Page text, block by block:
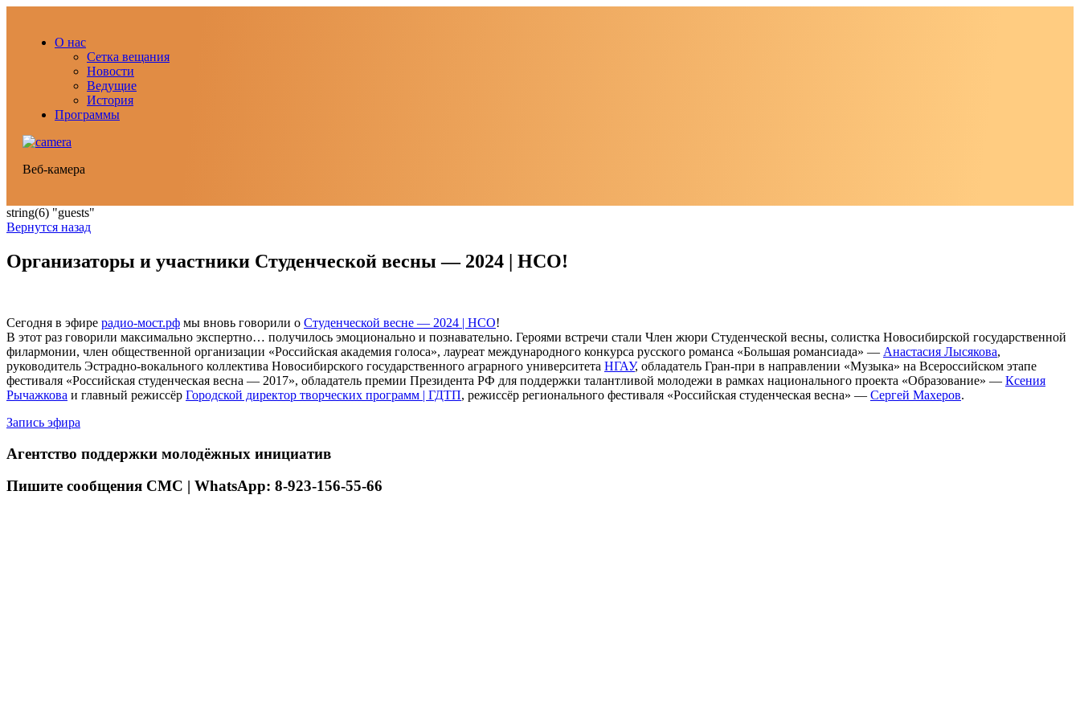
О нас
Сетка вещания
Новости
Ведущие
История
Программы
Веб-камера
string(6) "guests"
Вернутся назад
Организаторы и участники Студенческой весны — 2024 | НСО!
Сегодня в эфире радио-мост.рф мы вновь говорили о Студенческой весне — 2024 | НСО!
В этот раз говорили максимально экспертно… получилось эмоционально и познавательно. Героями встречи стали Член жюри Студенческой весны, солистка Новосибирской государственной
филармонии, член общественной организации «Российская академия голоса», лауреат международного конкурса русского романса «Большая романсиада» — Анастасия Лысякова,
руководитель Эстрадно-вокального коллектива Новосибирского государственного аграрного университета НГАУ, обладатель Гран-при в направлении «Музыка» на Всероссийском этапе
фестиваля «Российская студенческая весна — 2017», обладатель премии Президента РФ для поддержки талантливой молодежи в рамках национального проекта «Образование» — Ксения
Рычажкова и главный режиссёр Городской директор творческих программ | ГДТП, режиссёр регионального фестиваля «Российская студенческая весна» — Сергей Махеров.
Запись эфира
Агентство поддержки молодёжных инициатив
Пишите сообщения СМС | WhatsApp: 8-923-156-55-66